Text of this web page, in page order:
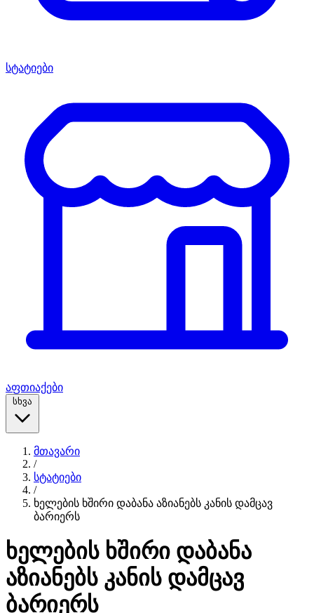
სტატიები
აფთიაქები
სხვა
მთავარი
/
სტატიები
/
ხელების ხშირი დაბანა აზიანებს კანის დამცავ
ბარიერს
ხელების ხშირი დაბანა
აზიანებს კანის დამცავ
ბარიერს